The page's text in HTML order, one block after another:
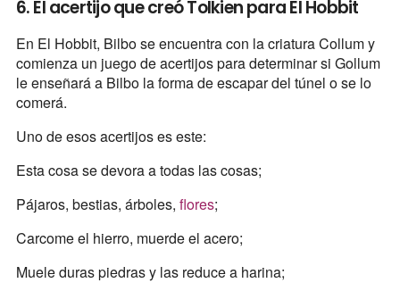
6. El acertijo que creó Tolkien para El Hobbit
En El Hobbit, Bilbo se encuentra con la criatura Collum y
comienza un juego de acertijos para determinar si Gollum
le enseñará a Bilbo la forma de escapar del túnel o se lo
comerá.
Uno de esos acertijos es este:
Esta cosa se devora a todas las cosas;
Pájaros, bestias, árboles, flores;
Carcome el hierro, muerde el acero;
Muele duras piedras y las reduce a harina;